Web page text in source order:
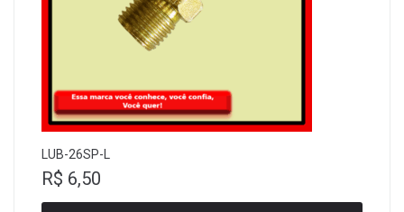
LUB-26SP-L
R$ 6,50